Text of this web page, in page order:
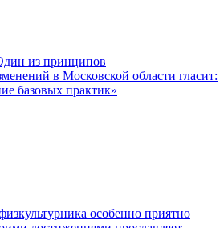
из принципов
в Московской области гласит:
базовых практик»
особенно приятно